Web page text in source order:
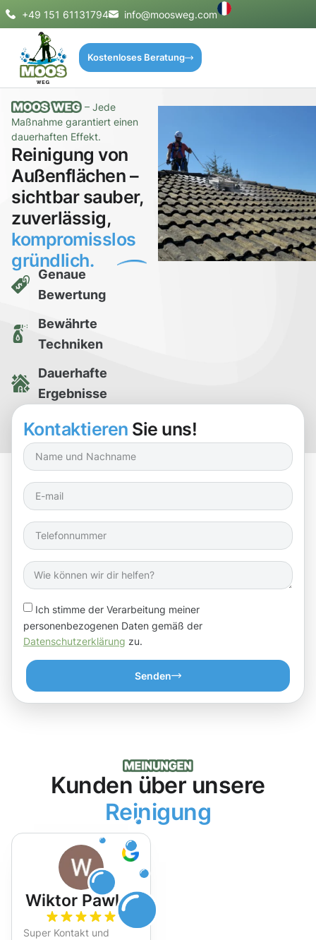
+49 151 61131794 info@moosweg.com
Kostenloses Beratung
– Jede
Maßnahme garantiert einen
dauerhaften Effekt.
Reinigung von
Außenflächen –
sichtbar sauber,
zuverlässig,
kompromisslos
gründlich.
Genaue
Bewertung
Bewährte
Techniken
Dauerhafte
Ergebnisse
Kostenlose
Reinigungsprobe
Kontaktieren Sie uns!
Ich stimme der Verarbeitung meiner
personenbezogenen Daten gemäß der
Datenschutzerklärung zu.
Senden
Kunden über unsere
Reinigung
Wiktor Pawlak
Super Kontakt und